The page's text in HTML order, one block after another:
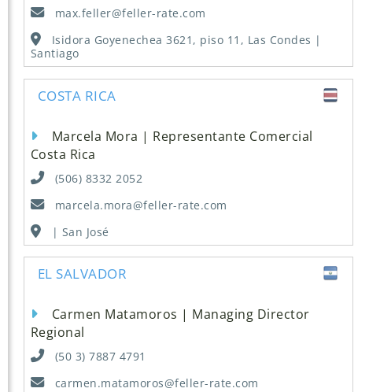
max.feller@feller-rate.com
Isidora Goyenechea 3621, piso 11, Las Condes |
Santiago
COSTA RICA
Marcela Mora | Representante Comercial
Costa Rica
(506) 8332 2052
marcela.mora@feller-rate.com
| San José
EL SALVADOR
Carmen Matamoros | Managing Director
Regional
(50 3) 7887 4791
carmen.matamoros@feller-rate.com